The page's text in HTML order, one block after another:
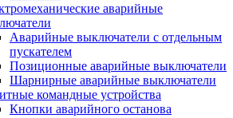
аварийные
Аварийные выключатели с отдельным
пускателем
Позиционные аварийные выключатели
Шарнирные аварийные выключатели
командные устройства
Кнопки аварийного останова